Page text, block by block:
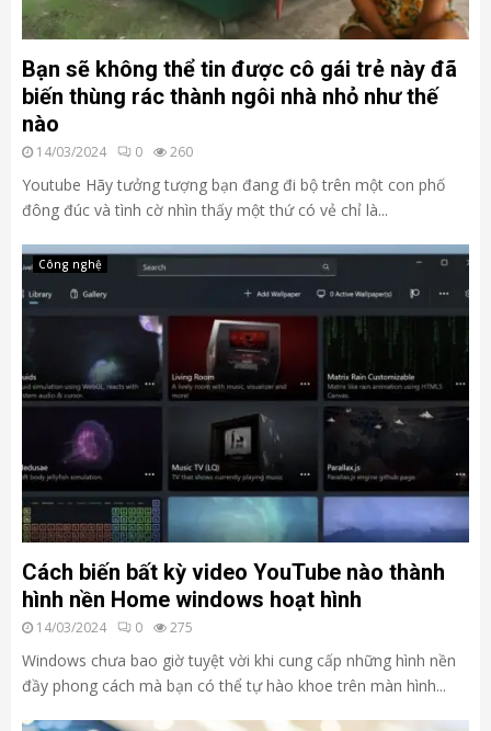
Bạn sẽ không thể tin được cô gái trẻ này đã
biến thùng rác thành ngôi nhà nhỏ như thế
nào
14/03/2024 0 260
Youtube Hãy tưởng tượng bạn đang đi bộ trên một con phố
đông đúc và tình cờ nhìn thấy một thứ có vẻ chỉ là...
Công nghệ
Cách biến bất kỳ video YouTube nào thành
hình nền Home windows hoạt hình
14/03/2024 0 275
Windows chưa bao giờ tuyệt vời khi cung cấp những hình nền
đầy phong cách mà bạn có thể tự hào khoe trên màn hình...